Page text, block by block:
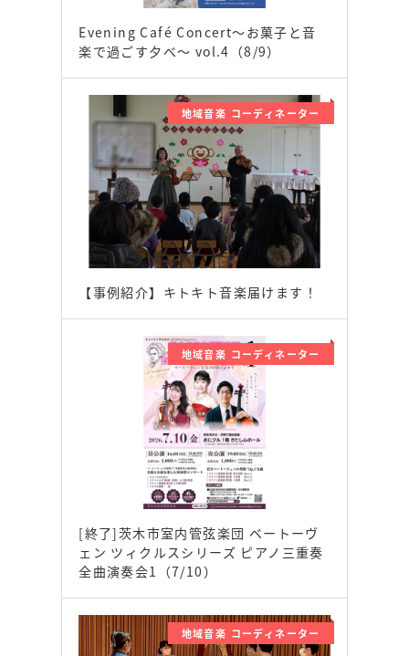
Evening Café Concert〜お菓子と音
楽で過ごす夕べ〜 vol.4（8/9）
地域音楽 コーディネーター
【事例紹介】キトキト音楽届けます！
地域音楽 コーディネーター
[終了]茨木市室内管弦楽団 ベートーヴ
ェン ツィクルスシリーズ ピアノ三重奏
全曲演奏会1（7/10）
地域音楽 コーディネーター